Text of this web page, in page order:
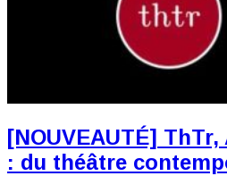
[NOUVEAUTÉ]
: du théâtre